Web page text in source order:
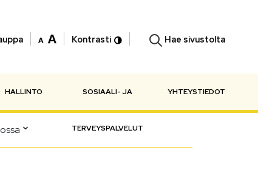
Kontrasti Hae sivustolta
HALLINTO SOSIAALI- JA
TERVEYSPALVELUT
YHTEYSTIEDOT